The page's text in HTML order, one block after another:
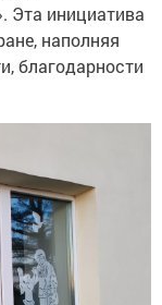
Эта инициатива
наполняя
благодарности